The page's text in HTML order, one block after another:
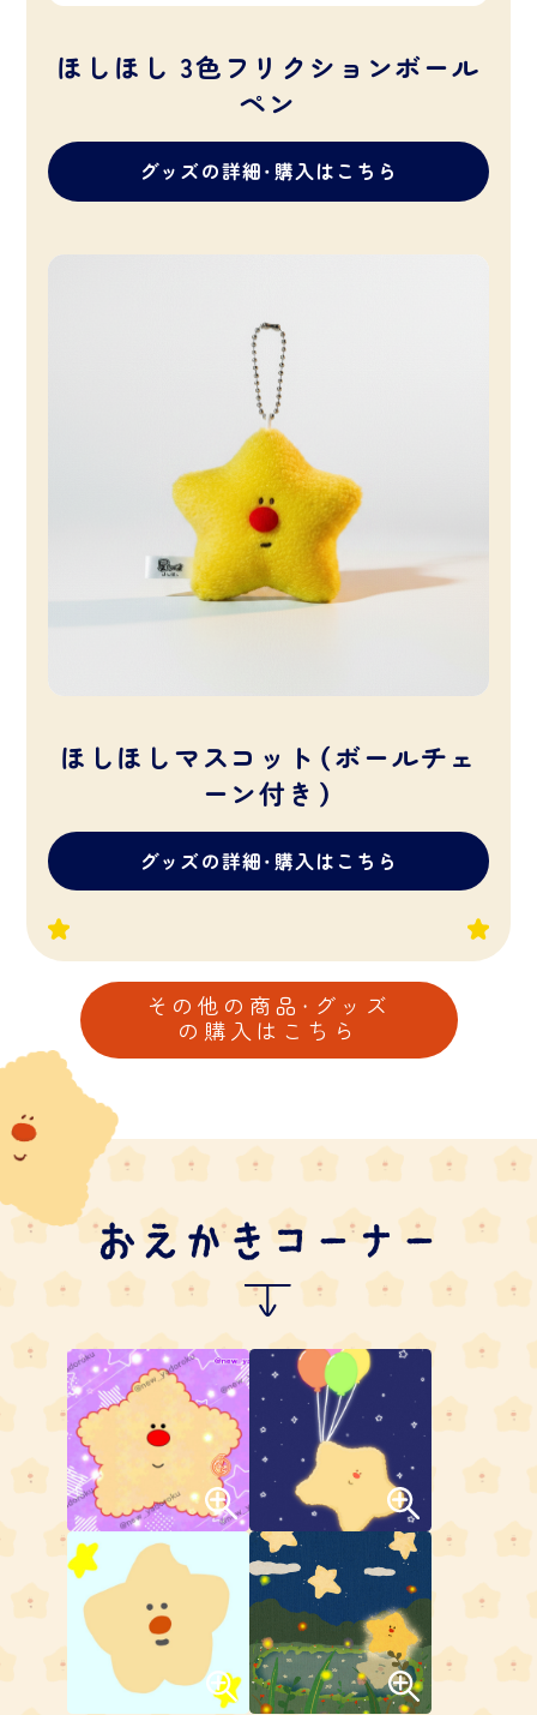
ほしほし 3色フリクションボール
ペン
グッズの詳細・購入はこちら
ほしほしマスコット（ボールチェ
ーン付き）
グッズの詳細・購入はこちら
その他の商品・グッズ
の購入はこちら
おえかきコーナー